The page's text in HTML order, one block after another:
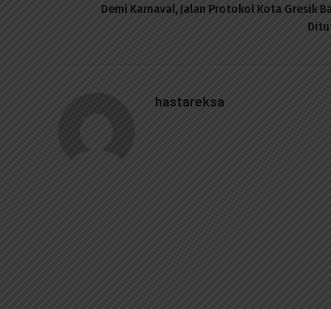
Demi Karnaval, Jalan Protokol Kota Gresik
hastareksa